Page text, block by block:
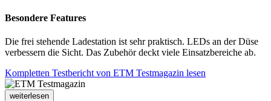
Besondere Features
Die frei stehende Ladestation ist sehr praktisch. LEDs an der Düse
verbessern die Sicht. Das Zubehör deckt viele Einsatzbereiche ab.
Kompletten Testbericht von ETM Testmagazin lesen
weiterlesen